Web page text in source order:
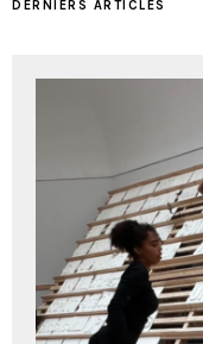
DERNIERS ARTICLES